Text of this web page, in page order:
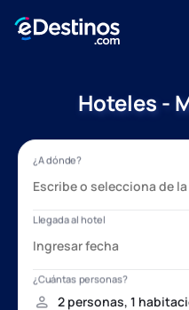
Hoteles -